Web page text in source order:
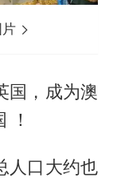
国，成为澳
！
人口大约也